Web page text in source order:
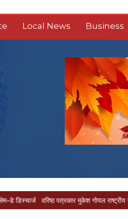
Local News Business
वरिष्ठ पत्रकार मुकेश गोयल राष्ट्रीय गौरव सम्मान